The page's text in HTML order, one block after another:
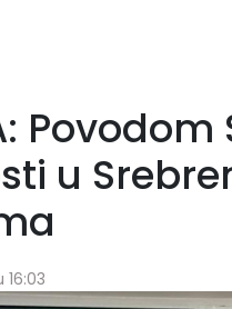
u
16:03